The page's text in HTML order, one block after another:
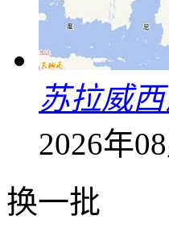
苏拉威
2026年
换一批